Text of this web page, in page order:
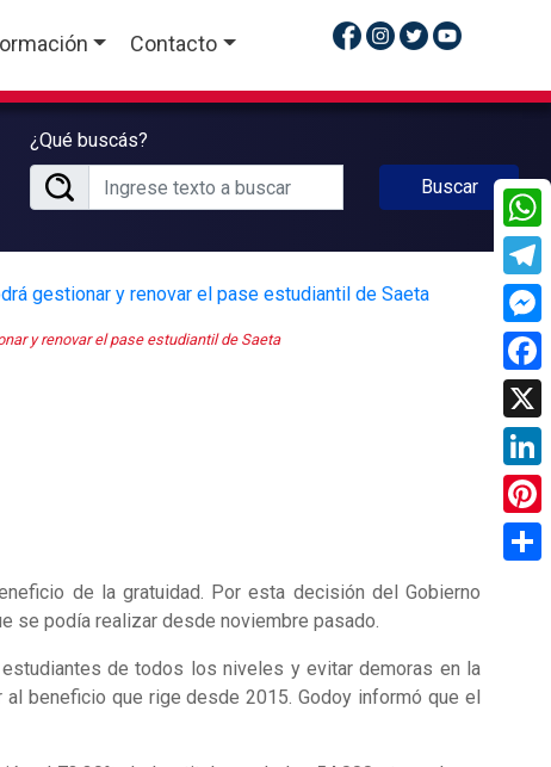
Contacto
¿Qué buscás?
Buscar
y renovar el pase estudiantil de Saeta
de la gratuidad. Por esta decisión del Gobierno
se podía realizar desde noviembre pasado.
de todos los niveles y evitar demoras en la
beneficio que rige desde 2015. Godoy informó que el
X